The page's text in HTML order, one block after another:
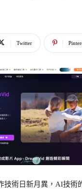
Twitter
技術日新月異，AI技術